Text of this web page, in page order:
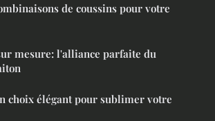
de coussins pour votre
mesure: l'alliance parfaite du
choix élégant pour sublimer votre